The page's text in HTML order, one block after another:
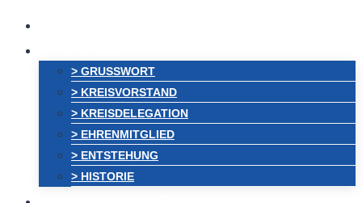
> GRUSSWORT
> KREISVORSTAND
> KREISDELEGATION
> EHRENMITGLIED
> ENTSTEHUNG
> HISTORIE